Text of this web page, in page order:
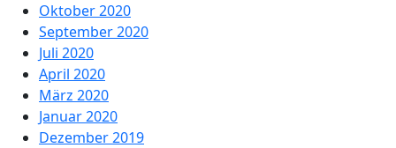
Oktober 2020
September 2020
Juli 2020
April 2020
März 2020
Januar 2020
Dezember 2019